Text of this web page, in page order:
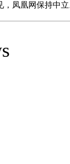
，凤凰网保持中